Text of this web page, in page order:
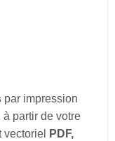
par impression
partir de votre
PDF,